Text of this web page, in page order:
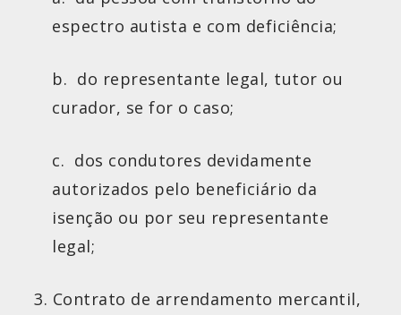
espectro autista e com deficiência;
b. do representante legal, tutor ou
curador, se for o caso;
c. dos condutores devidamente
autorizados pelo beneficiário da
isenção ou por seu representante
legal;
3. Contrato de arrendamento mercantil,